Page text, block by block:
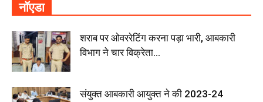
नॉएडा
शराब पर ओवररेटिंग करना पड़ा भारी, आबकारी
विभाग ने चार विक्रेता...
संयुक्त आबकारी आयुक्त ने की 2023-24